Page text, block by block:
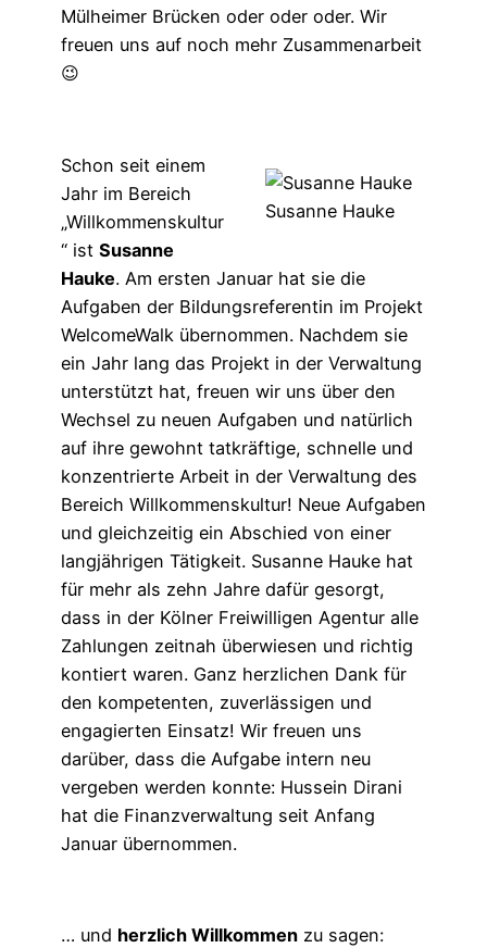
Mülheimer Brücken oder oder oder. Wir
freuen uns auf noch mehr Zusammenarbeit
😉
Susanne Hauke
Schon seit einem
Jahr im Bereich
„Willkommenskultur
“ ist Susanne
Hauke. Am ersten Januar hat sie die
Aufgaben der Bildungsreferentin im Projekt
WelcomeWalk übernommen. Nachdem sie
ein Jahr lang das Projekt in der Verwaltung
unterstützt hat, freuen wir uns über den
Wechsel zu neuen Aufgaben und natürlich
auf ihre gewohnt tatkräftige, schnelle und
konzentrierte Arbeit in der Verwaltung des
Bereich Willkommenskultur! Neue Aufgaben
und gleichzeitig ein Abschied von einer
langjährigen Tätigkeit. Susanne Hauke hat
für mehr als zehn Jahre dafür gesorgt,
dass in der Kölner Freiwilligen Agentur alle
Zahlungen zeitnah überwiesen und richtig
kontiert waren. Ganz herzlichen Dank für
den kompetenten, zuverlässigen und
engagierten Einsatz! Wir freuen uns
darüber, dass die Aufgabe intern neu
vergeben werden konnte: Hussein Dirani
hat die Finanzverwaltung seit Anfang
Januar übernommen.
… und herzlich Willkommen zu sagen: